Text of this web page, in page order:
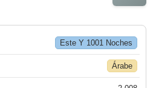
Este Y 1001 Noches
Árabe